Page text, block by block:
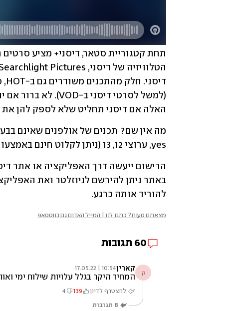
האלה אם דיסני תחליט שלא לספק להן את
yes, ערוצי 12, 13 (ניתן לקלוט חינם באמצעות עידן פלוס) ושידורי ספורט.
להוריד אותה כרגע.
מצאתם טעות? כתבו לנו | המייל האדום גם בווטסאפ
60 תגובות
ק קארין10:54 | 17.05.22
המחיר היקר בגלל עלויות שילוח ימי
להצטרף לדיון 139
4
8 תגובות